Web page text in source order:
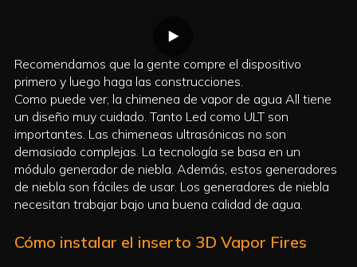
Recomendamos que la gente compre el dispositivo
primero y luego haga las construcciones.
Como puede ver, la chimenea de vapor de agua All tiene
un diseño muy cuidado. Tanto Led como ULT son
importantes. Las chimeneas ultrasónicas no son
demasiado complejas. La tecnología se basa en un
módulo generador de niebla. Además, estos generadores
de niebla son fáciles de usar. Los generadores de niebla
necesitan trabajar bajo una buena calidad de agua.
Cómo instalar el inserto 3D Vapor Fires